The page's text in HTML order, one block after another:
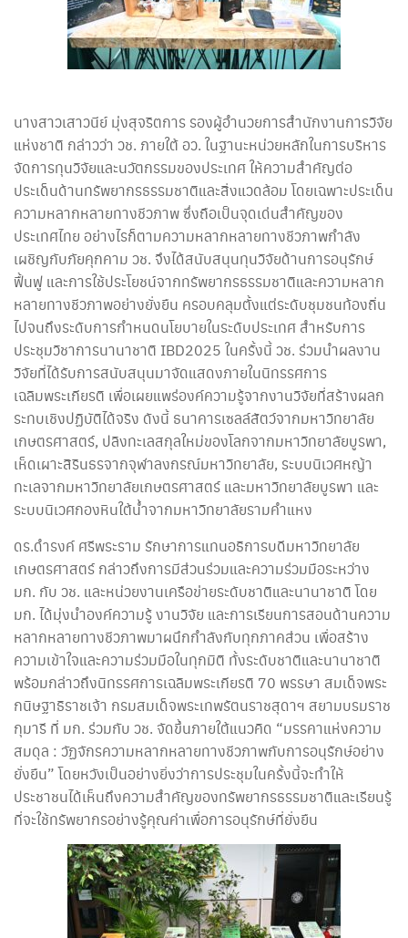
นางสาวเสาวนีย์ มุ่งสุจริตการ รองผู้อำนวยการสำนักงานการวิจัย
แห่งชาติ กล่าวว่า วช. ภายใต้ อว. ในฐานะหน่วยหลักในการบริหาร
จัดการทุนวิจัยและนวัตกรรมของประเทศ ให้ความสำคัญต่อ
ประเด็นด้านทรัพยากรธรรมชาติและสิ่งแวดล้อม โดยเฉพาะประเด็น
ความหลากหลายทางชีวภาพ ซึ่งถือเป็นจุดเด่นสำคัญของ
ประเทศไทย อย่างไรก็ตามความหลากหลายทางชีวภาพกำลัง
เผชิญกับภัยคุกคาม วช. จึงได้สนับสนุนทุนวิจัยด้านการอนุรักษ์
ฟื้นฟู และการใช้ประโยชน์จากทรัพยากรธรรมชาติและความหลาก
หลายทางชีวภาพอย่างยั่งยืน ครอบคลุมตั้งแต่ระดับชุมชนท้องถิ่น
ไปจนถึงระดับการกำหนดนโยบายในระดับประเทศ สำหรับการ
ประชุมวิชาการนานาชาติ IBD2025 ในครั้งนี้ วช. ร่วมนำผลงาน
วิจัยที่ได้รับการสนับสนุนมาจัดแสดงภายในนิทรรศการ
เฉลิมพระเกียรติ เพื่อเผยแพร่องค์ความรู้จากงานวิจัยที่สร้างผลก
ระทบเชิงปฏิบัติได้จริง ดังนี้ ธนาคารเซลล์สัตว์จากมหาวิทยาลัย
เกษตรศาสตร์, ปลิงทะเลสกุลใหม่ของโลกจากมหาวิทยาลัยบูรพา,
เห็ดเผาะสิรินธรจากจุฬาลงกรณ์มหาวิทยาลัย, ระบบนิเวศหญ้า
ทะเลจากมหาวิทยาลัยเกษตรศาสตร์ และมหาวิทยาลัยบูรพา และ
ระบบนิเวศกองหินใต้น้ำจากมหาวิทยาลัยรามคำแหง
ดร.ดำรงค์ ศรีพระราม รักษาการแทนอธิการบดีมหาวิทยาลัย
เกษตรศาสตร์ กล่าวถึงการมีส่วนร่วมและความร่วมมือระหว่าง
มก. กับ วช. และหน่วยงานเครือข่ายระดับชาติและนานาชาติ โดย
มก. ได้มุ่งนำองค์ความรู้ งานวิจัย และการเรียนการสอนด้านความ
หลากหลายทางชีวภาพมาผนึกกำลังกับทุกภาคส่วน เพื่อสร้าง
ความเข้าใจและความร่วมมือในทุกมิติ ทั้งระดับชาติและนานาชาติ
พร้อมกล่าวถึงนิทรรศการเฉลิมพระเกียรติ 70 พรรษา สมเด็จพระ
กนิษฐาธิราชเจ้า กรมสมเด็จพระเทพรัตนราชสุดาฯ สยามบรมราช
กุมารี ที่ มก. ร่วมกับ วช. จัดขึ้นภายใต้แนวคิด “มรรคาแห่งความ
สมดุล : วัฏจักรความหลากหลายทางชีวภาพกับการอนุรักษ์อย่าง
ยั่งยืน” โดยหวังเป็นอย่างยิ่งว่าการประชุมในครั้งนี้จะทำให้
ประชาชนได้เห็นถึงความสำคัญของทรัพยากรธรรมชาติและเรียนรู้
ที่จะใช้ทรัพยากรอย่างรู้คุณค่าเพื่อการอนุรักษ์ที่ยั่งยืน